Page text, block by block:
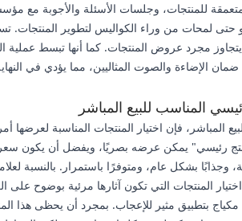
للمنتجات، وجلسات الأسئلة والأجوبة مع
حتى لمحات من وراء الكواليس لتطوير المنتجات.
يتجاوز مجرد عروض المنتجات. كما أنها تبسط عملية
ضمان الإضاءة والصوت المثاليين، مما يؤدي في
المناسب للبيع المباشر
المباشر، فإن اختيار المنتجات المناسبة لعرضها
وجذابًا بشكل عام، ومتوفرًا باستمرار. بالنسبة
المنتجات التي تكون آثارها مرئية بوضوح
مكياج بتطبيق مثير للإعجاب. بمجرد أن يحظى هذا